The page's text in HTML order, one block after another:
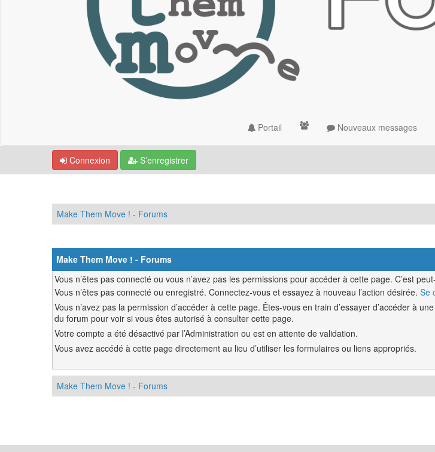
Portail Nouveaux messages
Connexion S’enregistrer
Make Them Move ! - Forums
Make Them Move ! - Forums
Vous n’êtes pas connecté ou vous n’avez pas les permissions pour accéder à cette page. C’est
Vous n’êtes pas connecté ou enregistré. Connectez-vous et essayez à nouveau l’action désirée. Se
Vous n’avez pas la permission d’accéder à cette page. Êtes-vous en train d’essayer d’accéder à
du forum pour voir si vous êtes autorisé à consulter cette page.
Votre compte a été désactivé par l’Administration ou est en attente de validation.
Vous avez accédé à cette page directement au lieu d’utiliser les formulaires ou liens appropriés.
Make Them Move ! - Forums